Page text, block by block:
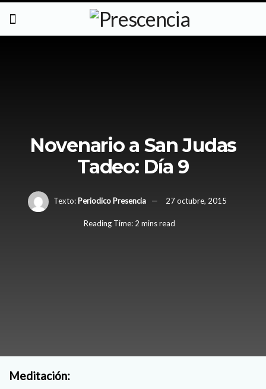
Novenario a San Judas
Tadeo: Día 9
Texto: Periodico Presencia 27 octubre, 2015
Reading Time: 2 mins read
Meditación: